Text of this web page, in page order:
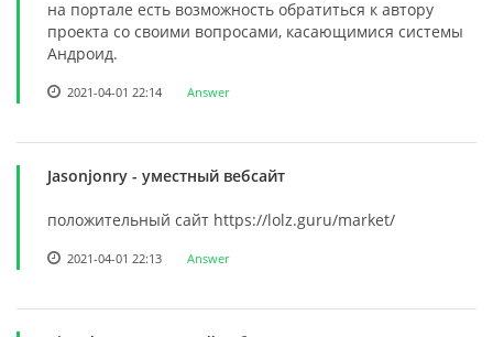
на портале есть возможность обратиться к автору
проекта со своими вопросами, касающимися системы
Андроид.
2021-04-01 22:14 Answer
Jasonjonry - уместный вебсайт
положительный сайт https://lolz.guru/market/
2021-04-01 22:13 Answer